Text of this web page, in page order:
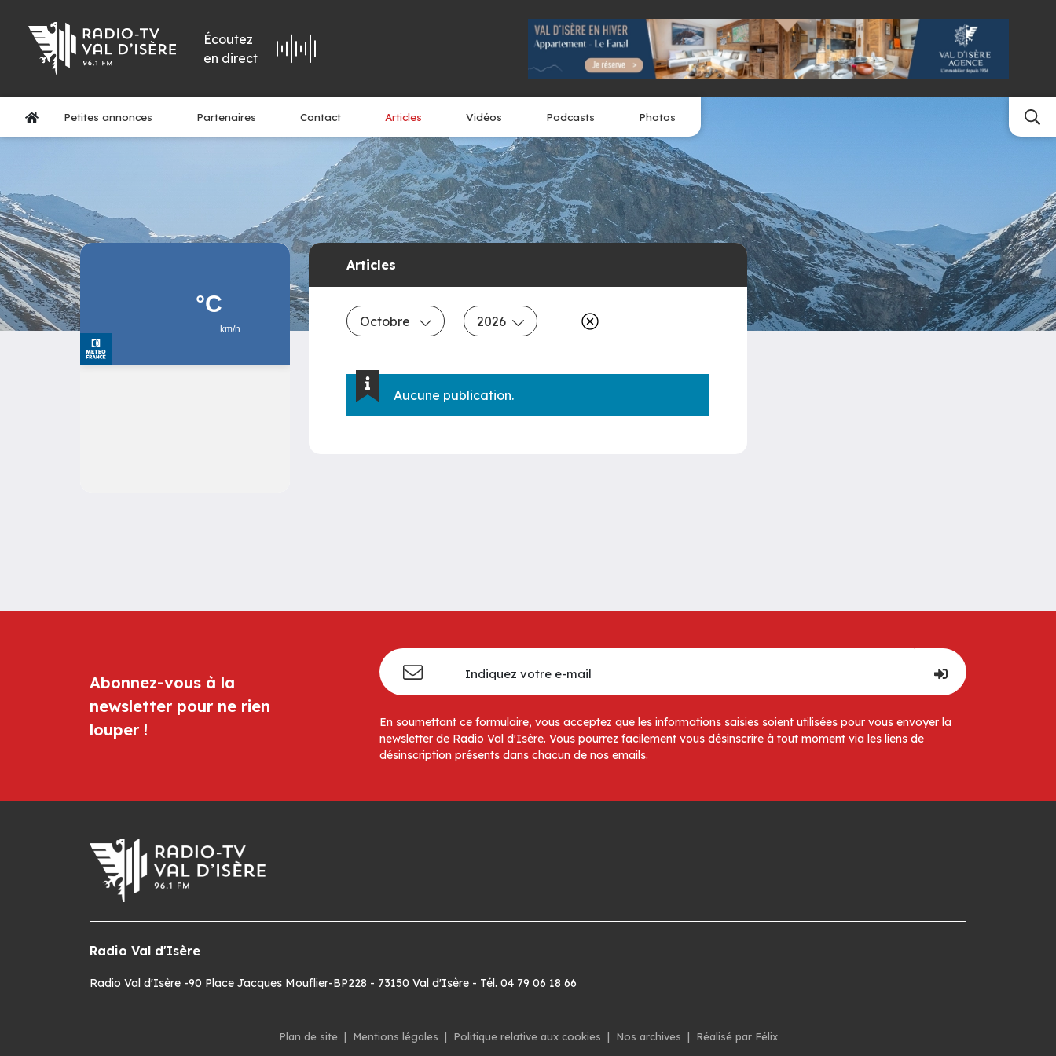
Écoutez
en direct
Petites annonces Partenaires Contact Articles Vidéos Podcasts Photos
Articles
Octobre 2026
Aucune publication.
Abonnez-vous à la
newsletter pour ne rien
louper !
En soumettant ce formulaire, vous acceptez que les informations saisies soient utilisées pour vous envoyer la
newsletter de Radio Val d'Isère. Vous pourrez facilement vous désinscrire à tout moment via les liens de
désinscription présents dans chacun de nos emails.
Radio Val d'Isère
Radio Val d'Isère -90 Place Jacques Mouflier-BP228 - 73150 Val d'Isère - Tél. 04 79 06 18 66
Plan de site | Mentions légales | Politique relative aux cookies | Nos archives | Réalisé par Félix